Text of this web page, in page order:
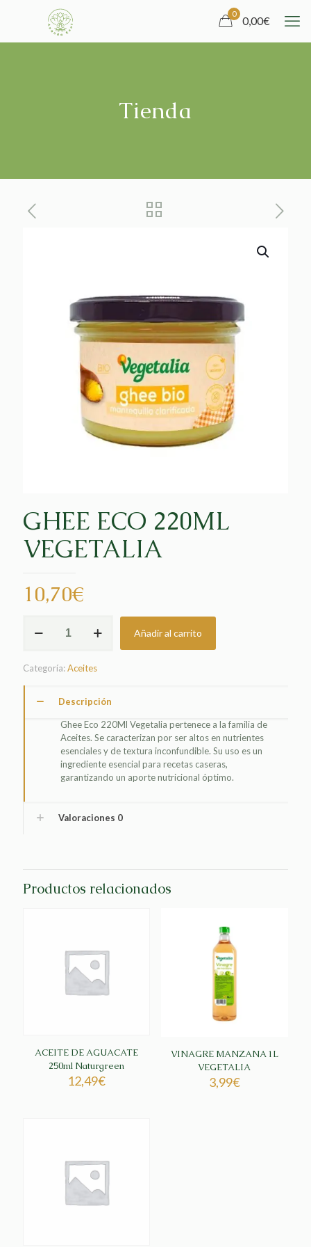
0
0,00€
Tienda
GHEE ECO 220ML
VEGETALIA
10,70€
ECO
cantidad
Añadir al carrito
Categoría:Aceites
Descripción
Ghee Eco 220Ml Vegetalia pertenece a la familia de
Aceites. Se caracterizan por ser altos en nutrientes
esenciales y de textura inconfundible. Su uso es un
ingrediente esencial para recetas caseras,
garantizando un aporte nutricional óptimo.
Valoraciones 0
Productos relacionados
ACEITE DE AGUACATE
250ml Naturgreen
12,49€
VINAGRE MANZANA 1L
VEGETALIA
3,99€